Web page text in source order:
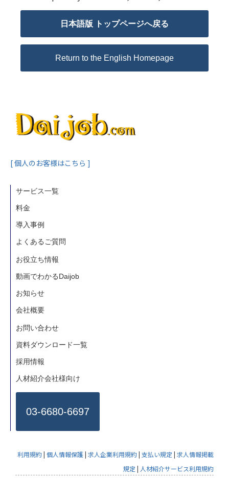
動画でわかるDaijob日本語版 トップページへ戻る
Return to the English Homepage
[ 個人のお客様はこちら ]
サービス一覧
料金
導入事例
よくあるご質問
お役立ち情報
動画でわかるDaijob
お知らせ
会社概要
お問い合わせ
資料ダウンロード一覧
採用情報
人材紹介会社様向け
03-6680-6697
利用規約| 個人情報保護| 求人企業利用規約| 支払い規定 | 求人情報掲載
規定 | 人材紹介サービス利用規約